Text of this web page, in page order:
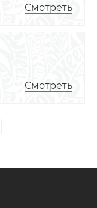
Смотреть
Смотреть